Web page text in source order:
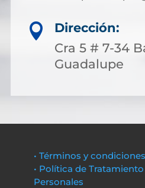

Dirección:
Cra 5 # 7-34
Guadalupe
• Términos y condiciones
• Política de
Personales